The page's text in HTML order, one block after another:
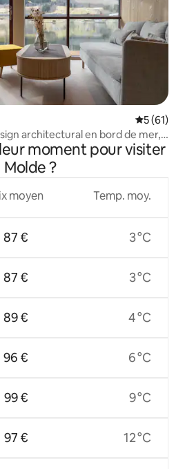
5 (61)
architectural en bord de mer,
moment pour visiter
Molde ?
moyen
87 €
87 €
89 €
96 €
99 €
97 €
Temp. moy.
3 °C
3 °C
4 °C
6 °C
9 °C
12 °C